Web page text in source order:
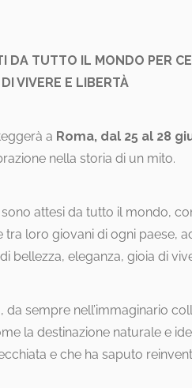
DA TUTTO IL MONDO PER
VIVERE E LIBERTÀ
a Roma, dal 25 al 28
nella storia di un mito.
attesi da tutto il mondo,
tra loro giovani di ogni paese,
bellezza, eleganza, gioia di
da sempre nell’immaginario
la destinazione naturale e
e che ha saputo